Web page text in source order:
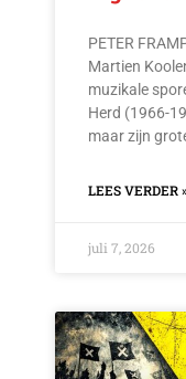
PETER
Martien
muzikale
Herd (1966-
maar zijn
LEES VERDER
juli 7, 2026